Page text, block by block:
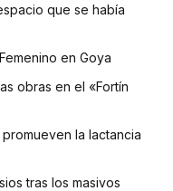
que se había
en Goya
obras en el «Fortín
la lactancia
tras los masivos